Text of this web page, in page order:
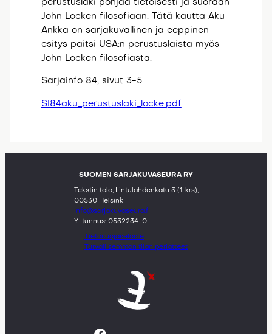
perustuslaki pohjaa tietoisesti ja suoraan
John Locken filosofiaan. Tätä kautta Aku
Ankka on sarjakuvallinen ja eeppinen
esitys paitsi USA:n perustuslaista myös
John Locken filosofiasta.
Sarjainfo 84, sivut 3-5
SI84aku_perustuslaki_locke.pdf
SUOMEN SARJAKUVASEURA RY
Tekstin talo, Lintulahdenkatu 3 (1. krs),
00530 Helsinki
info@sarjakuvaseura.fi
Y-tunnus: 0532234-0
Tietosuojaseloste
Turvallisemman tilan periatteet